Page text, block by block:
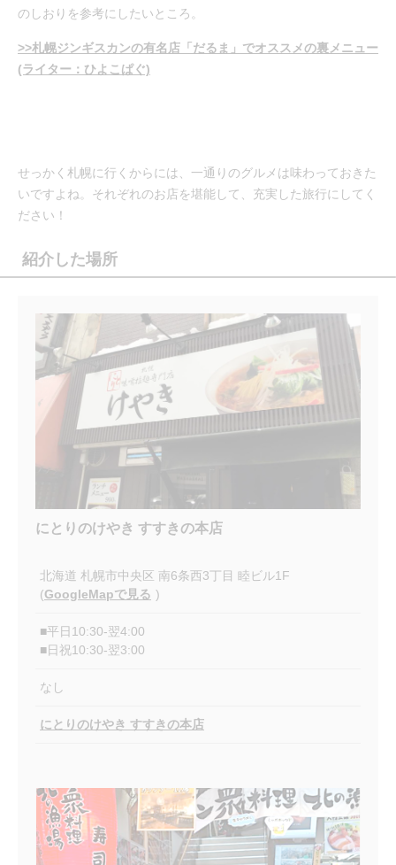
のしおりを参考にしたいところ。
>>札幌ジンギスカンの有名店「だるま」でオススメの裏メニュー
(ライター：ひよこぱぐ)
せっかく札幌に行くからには、一通りのグルメは味わっておきた
いですよね。それぞれのお店を堪能して、充実した旅行にしてく
ださい！
紹介した場所
にとりのけやき すすきの本店
北海道 札幌市中央区 南6条西3丁目 睦ビル1F
(GoogleMapで見る )
■平日10:30-翌4:00
■日祝10:30-翌3:00
なし
にとりのけやき すすきの本店